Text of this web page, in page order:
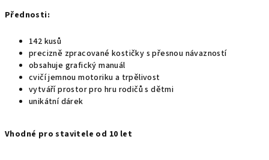
Přednosti:
142 kusů
precizně zpracované kostičky s přesnou návazností
obsahuje grafický manuál
cvičí jemnou motoriku a trpělivost
vytváří prostor pro hru rodičů s dětmi
unikátní dárek
Vhodné pro stavitele od 10 let